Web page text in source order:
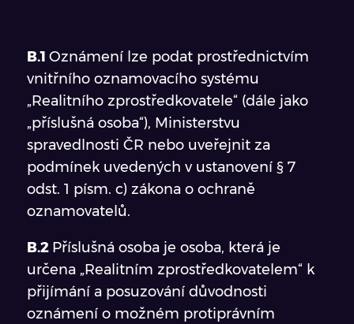
B.1 Oznámení lze podat prostřednictvím
vnitřního oznamovacího systému
„Realitního zprostředkovatele“ (dále jako
„příslušná osoba“), Ministerstvu
spravedlnosti ČR nebo uveřejnit za
podmínek uvedených v ustanovení § 7
odst. 1 písm. c) zákona o ochraně
oznamovatelů.
B.2 Příslušná osoba je osoba, která je
určena „Realitním zprostředkovatelem“ k
přijímání a posuzování důvodnosti
oznámení o možném protiprávním